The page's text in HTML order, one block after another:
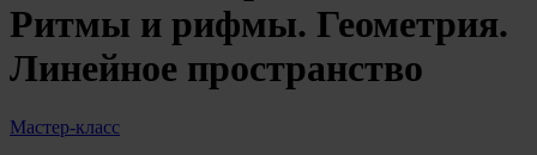
Ритмы и рифмы. Геометрия.
Линейное пространство
Мастер-класс